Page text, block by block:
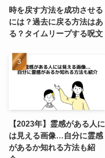
時を戻す方法を成功させる
には？過去に戻る方法はあ
る？タイムリープする呪文
【2023年】霊感がある人に
は見える画像…自分に霊感
があるか知れる方法も紹